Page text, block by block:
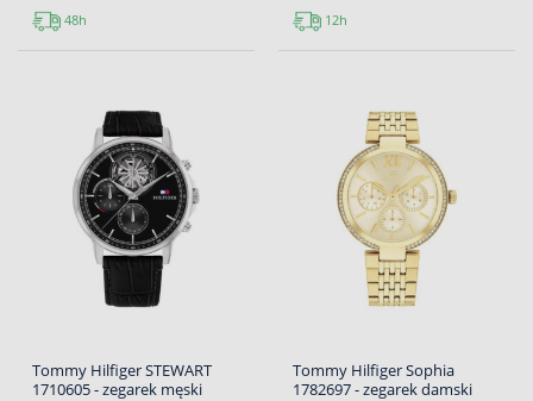
48h 12h
Tommy Hilfiger STEWART
1710605 - zegarek męski
Tommy Hilfiger Sophia
1782697 - zegarek damski